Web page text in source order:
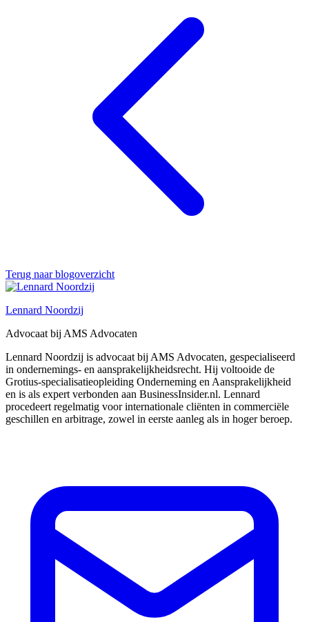
Terug naar blogoverzicht
Lennard Noordzij
Advocaat bij AMS Advocaten
Lennard Noordzij is advocaat bij AMS Advocaten, gespecialiseerd
in ondernemings- en aansprakelijkheidsrecht. Hij voltooide de
Grotius-specialisatieopleiding Onderneming en Aansprakelijkheid
en is als expert verbonden aan BusinessInsider.nl. Lennard
procedeert regelmatig voor internationale cliënten in commerciële
geschillen en arbitrage, zowel in eerste aanleg als in hoger beroep.